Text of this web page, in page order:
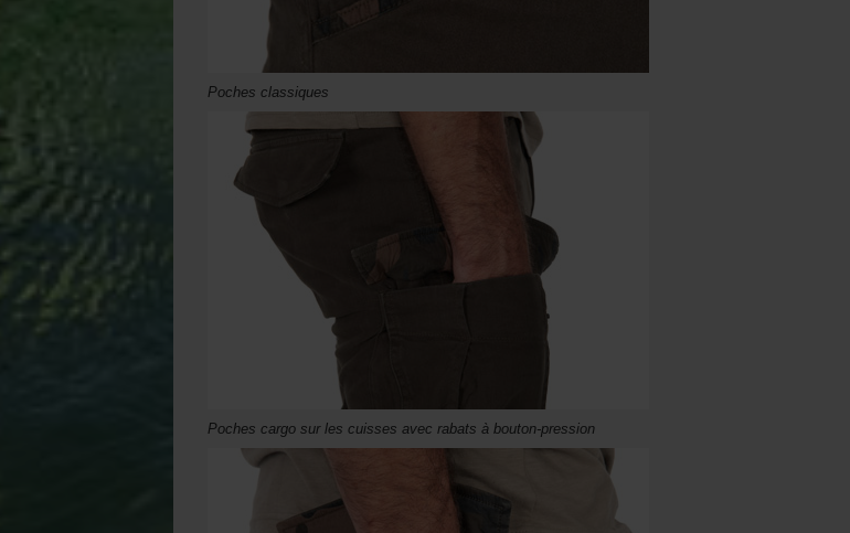
Poches classiques
Poches cargo sur les cuisses avec rabats à bouton-pression